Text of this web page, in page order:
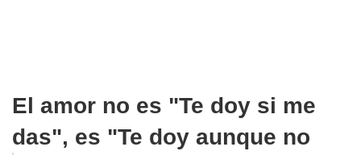
El amor no es "Te doy si me
das", es "Te doy aunque no